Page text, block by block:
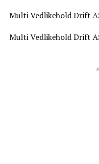
Multi Vedlikehold Drift
Multi Vedlikehold Drift